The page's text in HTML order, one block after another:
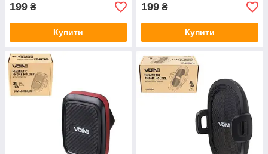
199 ₴
Купити
199 ₴
Купити